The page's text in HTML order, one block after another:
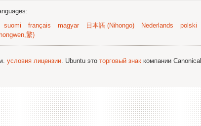
suomi français magyar 日本語 (Nihongo) Nederlands polski
繁)
условия лицензии. Ubuntu это торговый знак компании